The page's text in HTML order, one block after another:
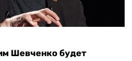
Шевченко будет